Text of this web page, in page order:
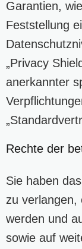
Garantien,
Feststellung
„Privacy
anerkannter
Rechte der
Sie haben
zu verlangen,
werden und
sowie auf